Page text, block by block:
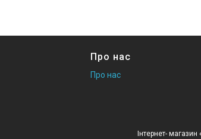
Про нас
Про нас